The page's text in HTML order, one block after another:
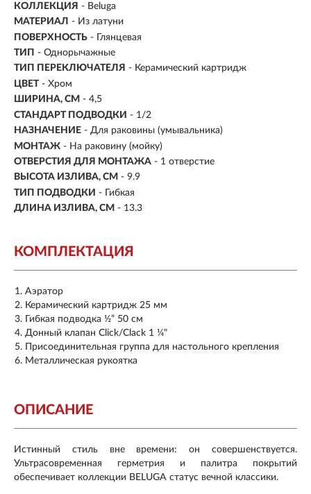
КОЛЛЕКЦИЯ - Beluga
МАТЕРИАЛ - Из латуни
ПОВЕРХНОСТЬ - Глянцевая
ТИП - Однорычажные
ТИП ПЕРЕКЛЮЧАТЕЛЯ - Керамический картридж
ЦВЕТ - Хром
ШИРИНА, СМ - 4,5
СТАНДАРТ ПОДВОДКИ - 1/2
НАЗНАЧЕНИЕ - Для раковины (умывальника)
МОНТАЖ - На раковину (мойку)
ОТВЕРСТИЯ ДЛЯ МОНТАЖА - 1 отверстие
ВЫСОТА ИЗЛИВА, СМ - 9.9
ТИП ПОДВОДКИ - Гибкая
ДЛИНА ИЗЛИВА, СМ - 13.3
КОМПЛЕКТАЦИЯ
Аэратор
Керамический картридж 25 мм
Гибкая подводка ½” 50 см
Донный клапан Click/Clack 1 ¼"
Присоединительная группа для настольного крепления
Металлическая рукоятка
ОПИСАНИЕ
Истинный стиль вне времени: он совершенствуется.
Ультрасовременная герметрия и палитра покрытий
обеспечивает коллекции BELUGA статус вечной классики.